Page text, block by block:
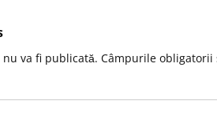
va fi publicată. Câmpurile obligatorii